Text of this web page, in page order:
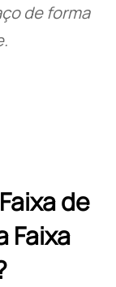
de forma
de
Faixa